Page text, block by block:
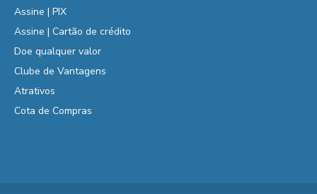
Assine | PIX
Assine | Cartão de crédito
Doe qualquer valor
Clube de Vantagens
Atrativos
Cota de Compras